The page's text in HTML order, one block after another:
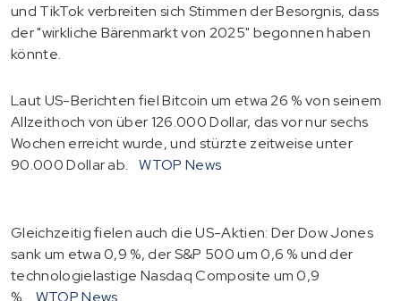
und TikTok verbreiten sich Stimmen der Besorgnis, dass
der "wirkliche Bärenmarkt von 2025" begonnen haben
könnte.
Laut US-Berichten fiel Bitcoin um etwa 26 % von seinem
Allzeithoch von über 126.000 Dollar, das vor nur sechs
Wochen erreicht wurde, und stürzte zeitweise unter
90.000 Dollar ab.
WTOP News
Gleichzeitig fielen auch die US-Aktien: Der Dow Jones
sank um etwa 0,9 %, der S&P 500 um 0,6 % und der
technologielastige Nasdaq Composite um 0,9
%.
WTOP News